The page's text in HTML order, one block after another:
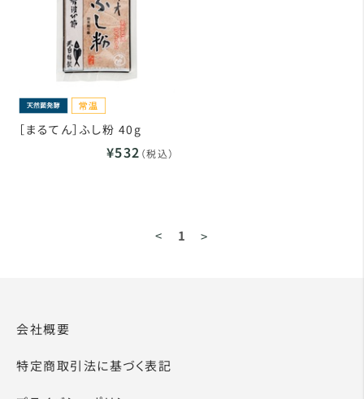
［まるてん］ふし粉 40g
¥532 （税込）
< 1 >
会社概要
特定商取引法に基づく表記